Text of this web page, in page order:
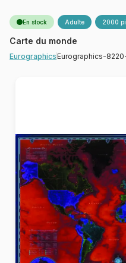
En stock Adulte 2000
Carte du monde
EurographicsEurographics-